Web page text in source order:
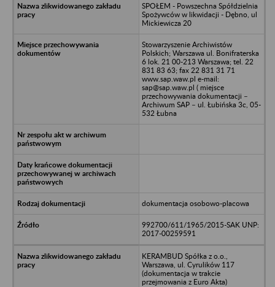
SPOŁEM - Powszechna Spółdzielnia
Spożywców w likwidacji - Dębno, ul
Mickiewicza 20
Stowarzyszenie Archiwistów
Polskich; Warszawa ul. Bonifraterska
6 lok. 21 00-213 Warszawa; tel. 22
831 83 63; fax 22 831 31 71
www.sap.waw.pl e-mail:
sap@sap.waw.pl ( miejsce
przechowywania dokumentacji –
Archiwum SAP – ul. Łubińska 3c, 05-
532 Łubna
dokumentacja osobowo-placowa
992700/611/1965/2015-SAK UNP:
2017-00259591
KERAMBUD Spółka z o.o.,
Warszawa, ul. Cyrulików 117
(dokumentacja w trakcie
przejmowania z Euro Akta)